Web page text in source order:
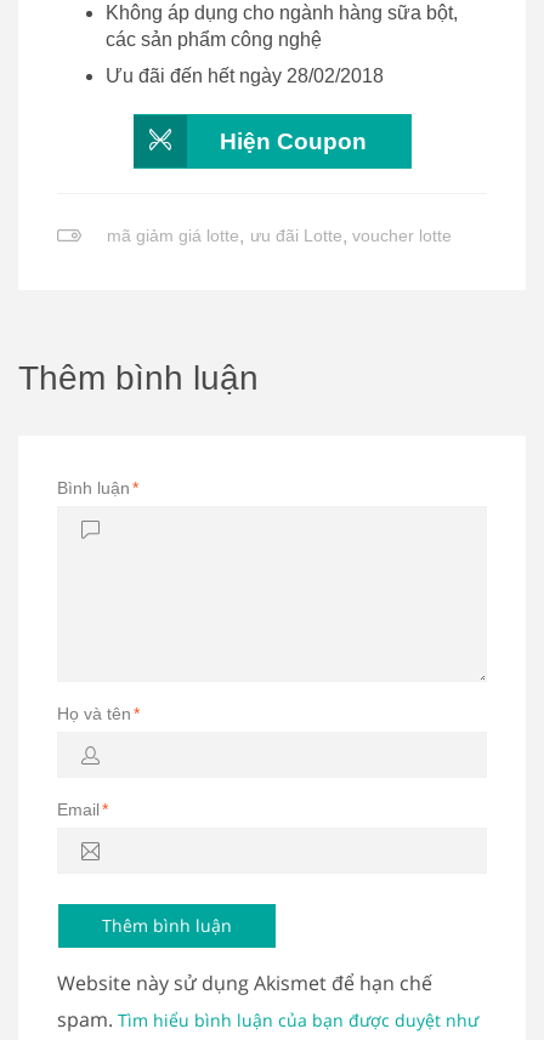
Không áp dụng cho ngành hàng sữa bột,
các sản phẩm công nghệ
Ưu đãi đến hết ngày 28/02/2018
Hiện Coupon
mã giảm giá lotte, ưu đãi Lotte, voucher lotte
Thêm bình luận
Bình luận*
Họ và tên*
Email*
Website này sử dụng Akismet để hạn chế
spam. Tìm hiểu bình luận của bạn được duyệt như